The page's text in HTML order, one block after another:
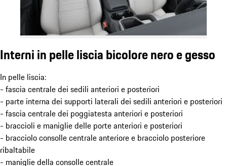
Interni in pelle liscia bicolore nero e gesso
In pelle liscia:
- fascia centrale dei sedili anteriori e posteriori
- parte interna dei supporti laterali dei sedili anteriori e posteriori
- fascia centrale dei poggiatesta anteriori e posteriori
- braccioli e maniglie delle porte anteriori e posteriori
- bracciolo consolle centrale anteriore e bracciolo posteriore
ribaltabile
- maniglie della consolle centrale